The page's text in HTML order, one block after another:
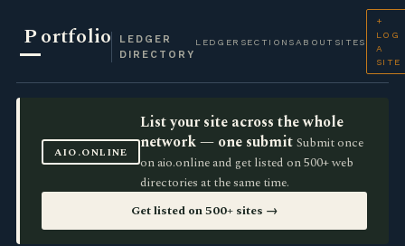
Portfolio
LEDGER
DIRECTORY
LEDGER SECTIONS ABOUT SITES
+
LOG
A
SITE
AIO.ONLINE
List your site across the whole
network — one submit Submit once
on aio.online and get listed on 500+ web
directories at the same time.
Get listed on 500+ sites →